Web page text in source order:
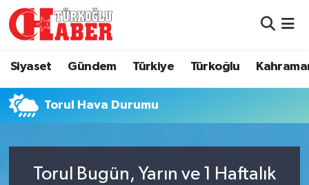
Siyaset Gündem Türkiye Türkoğlu
Torul Hava Durumu
Torul Bugün, Yarın ve 1 Haftalık
Gündem
Türkiye
Hava Durumu
Namaz Vakitleri